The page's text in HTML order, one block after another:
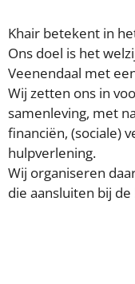
Khair betekent in
Ons doel is het
Veenendaal met
Wij zetten ons in
samenleving, met
financiën, (sociale)
hulpverlening.
Wij organiseren
die aansluiten bij